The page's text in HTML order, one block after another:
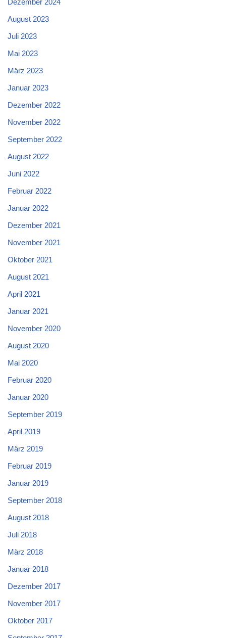
Dezember 2024
August 2023
Juli 2023
Mai 2023
März 2023
Januar 2023
Dezember 2022
November 2022
September 2022
August 2022
Juni 2022
Februar 2022
Januar 2022
Dezember 2021
November 2021
Oktober 2021
August 2021
April 2021
Januar 2021
November 2020
August 2020
Mai 2020
Februar 2020
Januar 2020
September 2019
April 2019
März 2019
Februar 2019
Januar 2019
September 2018
August 2018
Juli 2018
März 2018
Januar 2018
Dezember 2017
November 2017
Oktober 2017